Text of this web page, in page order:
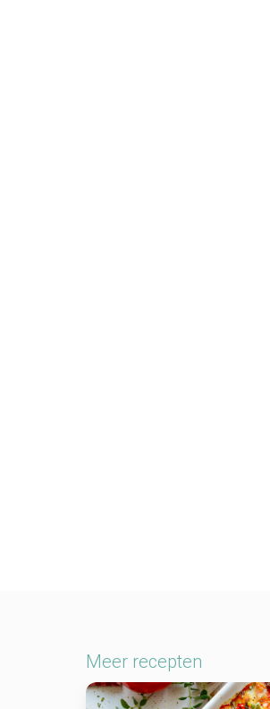
Meer recepten